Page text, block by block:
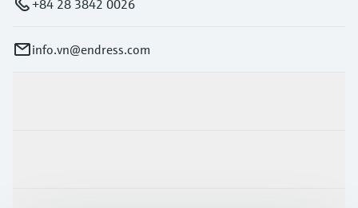
+84 28 3842 0026
info.vn@endress.com